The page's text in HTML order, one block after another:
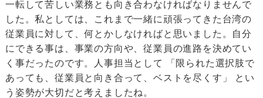
一転して苦しい業務とも向き合わなければなりませんで
した。私としては、これまで一緒に頑張ってきた台湾の
従業員に対して、何とかしなければと思いました。自分
にできる事は、事業の方向や、従業員の進路を決めてい
く事だったのです。人事担当として 「限られた選択肢で
あっても、従業員と向き合って、ベストを尽くす」 とい
う姿勢が大切だと考えましたね。